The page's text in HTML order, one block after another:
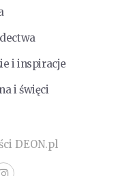
i inspiracje
i święci
DEON.pl